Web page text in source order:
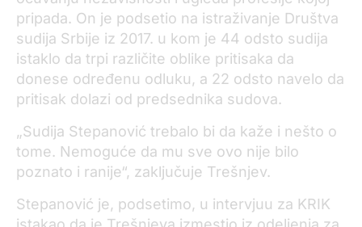
pripada. On je podsetio na istraživanje Društva
sudija Srbije iz 2017. u kom je 44 odsto sudija
istaklo da trpi različite oblike pritisaka da
donese određenu odluku, a 22 odsto navelo da
pritisak dolazi od predsednika sudova.
„Sudija Stepanović trebalo bi da kaže i nešto o
tome. Nemoguće da mu sve ovo nije bilo
poznato i ranije“, zaključuje Trešnjev.
Stepanović je, podsetimo, u intervjuu za KRIK